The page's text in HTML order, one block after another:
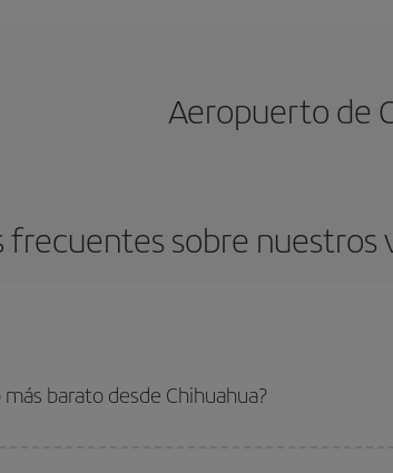
Aeropuerto de
frecuentes sobre nuestros
barato desde Chihuahua?